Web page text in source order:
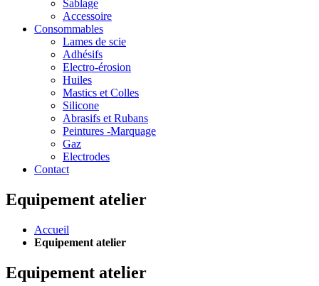
Sablage
Accessoire
Consommables
Lames de scie
Adhésifs
Electro-érosion
Huiles
Mastics et Colles
Silicone
Abrasifs et Rubans
Peintures -Marquage
Gaz
Electrodes
Contact
Equipement atelier
Accueil
Equipement atelier
Equipement atelier